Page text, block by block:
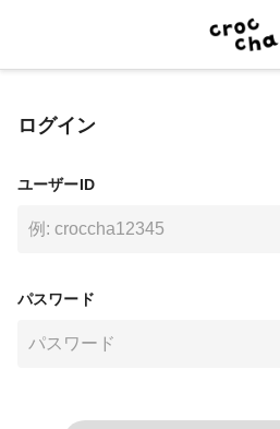
ログイン
ユーザーID
パスワード